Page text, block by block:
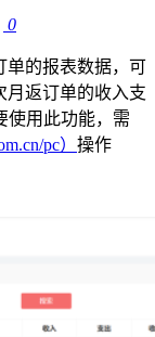
0
单的报表数据，可
月返订单的收入支
使用此功能，需
pc） 操作